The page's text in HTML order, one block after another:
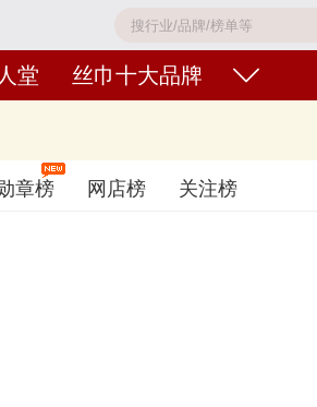
堂 丝巾十大品牌
、上海故事、宝石蝶BAOSHIDI、
考，想知道什么牌子的丝巾好？您可以
章榜 网店榜 关注榜